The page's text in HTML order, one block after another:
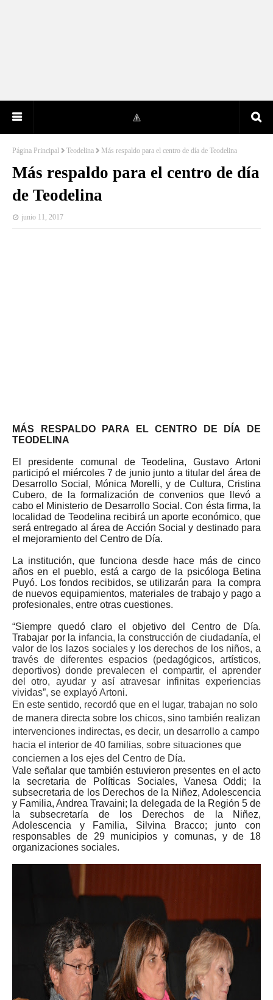
Página Principal Teodelina Más respaldo para el centro de día de Teodelina
Más respaldo para el centro de día
de Teodelina
junio 11, 2017
MÁS RESPALDO PARA EL CENTRO DE DÍA DE
TEODELINA
El presidente comunal de Teodelina, Gustavo Artoni
participó el miércoles 7 de junio junto a titular del área de
Desarrollo Social, Mónica Morelli, y de Cultura, Cristina
Cubero, de la formalización de convenios que llevó a
cabo el Ministerio de Desarrollo Social. Con ésta firma, la
localidad de Teodelina recibirá un aporte económico, que
será entregado al área de Acción Social y destinado para
el mejoramiento del Centro de Día.
La institución, que funciona desde hace más de cinco
años en el pueblo, está a cargo de la psicóloga Betina
Puyó. Los fondos recibidos, se utilizarán para la compra
de nuevos equipamientos, materiales de trabajo y pago a
profesionales, entre otras cuestiones.
“Siempre quedó claro el objetivo del Centro de Día.
Trabajar por la infancia, la construcción de ciudadanía, el
valor de los lazos sociales y los derechos de los niños, a
través de diferentes espacios (pedagógicos, artísticos,
deportivos) donde prevalecen el compartir, el aprender
del otro, ayudar y así atravesar infinitas experiencias
vividas”, se explayó Artoni.
En este sentido, recordó que en el lugar, trabajan no solo
de manera directa sobre los chicos, sino también realizan
intervenciones indirectas, es decir, un desarrollo a campo
hacia el interior de 40 familias, sobre situaciones que
conciernen a los ejes del Centro de Día.
Vale señalar que también estuvieron presentes en el acto
la secretaria de Políticas Sociales, Vanesa Oddi; la
subsecretaria de los Derechos de la Niñez, Adolescencia
y Familia, Andrea Travaini; la delegada de la Región 5 de
la subsecretaría de los Derechos de la Niñez,
Adolescencia y Familia, Silvina Bracco; junto con
responsables de 29 municipios y comunas, y de 18
organizaciones sociales.